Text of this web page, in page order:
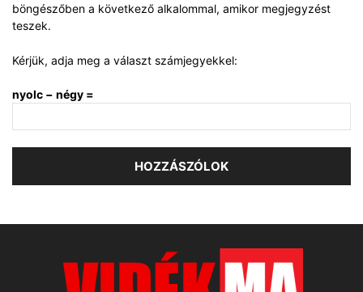
böngészőben a következő alkalommal, amikor megjegyzést
teszek.
Kérjük, adja meg a választ számjegyekkel:
nyolc − négy =